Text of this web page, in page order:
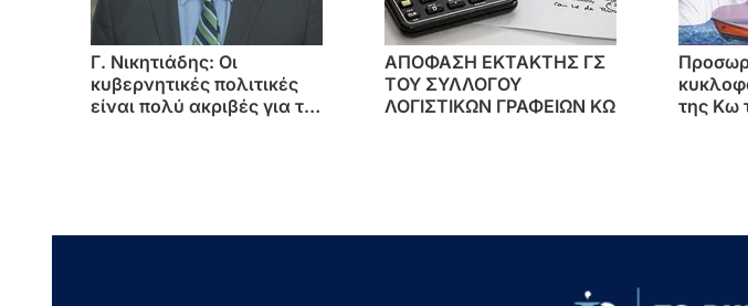
Γ. Νικητιάδης: Οι
κυβερνητικές πολιτικές
είναι πολύ ακριβές για το
ΑΠΟΦΑΣΗ ΕΚΤΑΚΤΗΣ ΓΣ
ΤΟΥ ΣΥΛΛΟΓΟΥ
ΛΟΓΙΣΤΙΚΩΝ ΓΡΑΦΕΙΩΝ ΚΩ
της Κω